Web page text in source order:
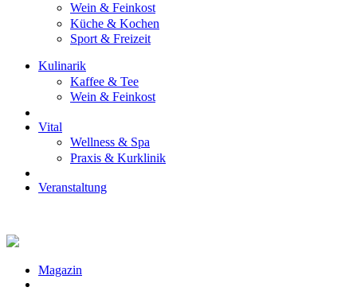
Wein & Feinkost
Küche & Kochen
Sport & Freizeit
Kulinarik
Kaffee & Tee
Wein & Feinkost
Vital
Wellness & Spa
Praxis & Kurklinik
Veranstaltung
Magazin